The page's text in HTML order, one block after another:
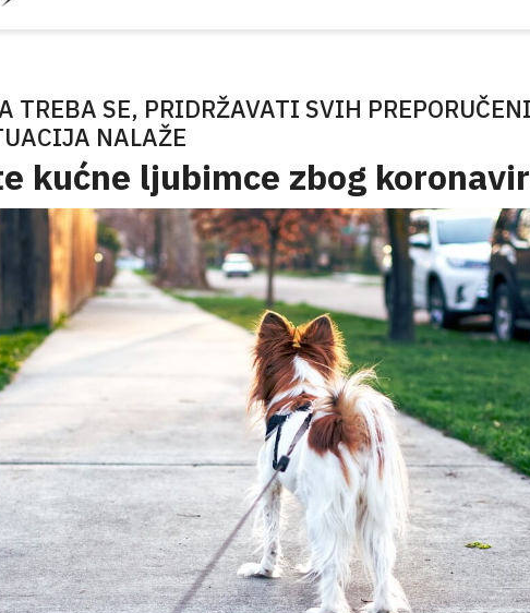
TREBA SE, PRIDRŽAVATI SVIH
NALAŽE
kućne ljubimce zbog